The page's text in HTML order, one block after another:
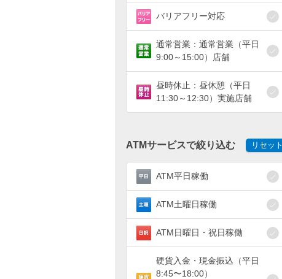
バリアフリー対応
通常営業：通常営業（平日
9:00～15:00）店舗
昼時休止：昼休憩（平日
11:30～12:30）実施店舗
ATMサービスで絞り込む リセット
ATM平日稼働
ATM土曜日稼働
ATM日曜日・祝日稼働
硬貨入金・現金振込（平日
8:45〜18:00）